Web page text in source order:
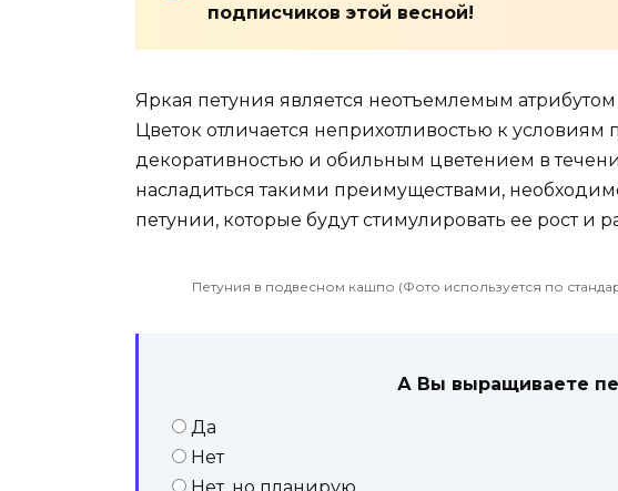
подписчиков этой весной!
Яркая петуния является неотъемлемым
Цветок отличается неприхотливостью к условиям
декоративностью и обильным цветением в
насладиться такими преимуществами,
петунии, которые будут стимулировать ее рост и
Петуния в подвесном кашпо (Фото используется по
А Вы выращиваете
Да
Нет
Нет, но планирую